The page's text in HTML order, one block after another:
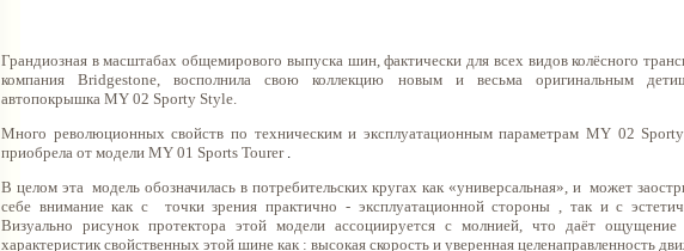
Грандиозная в масштабах общемирового выпуска шин, фактически для всех видов колёсного
компания Bridgestone, восполнила свою коллекцию новым и весьма оригинальным
автопокрышка MY 02 Sporty Style.
Много революционных свойств по техническим и эксплуатационным параметрамMY 02 Sporty
приобрела от модели MY 01 Sports Tourer .
В целом эта модель обозначилась в потребительских кругах как «универсальная», и может
себе внимание как с
точки зрения практично - эксплуатационной стороны , так и с
Визуально рисунок протектора этой модели ассоциируется с молнией, что даёт ощущение
характеристик свойственных этой шине как : высокая скорость и уверенная целенаправленность